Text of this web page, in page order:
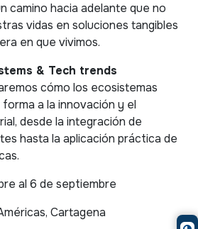
camino hacia adelante que no
vidas en soluciones tangibles
en que vivimos.
& Tech trends
cómo los ecosistemas
a la innovación y el
desde la integración de
hasta la aplicación práctica de
al 6 de septiembre
Cartagena